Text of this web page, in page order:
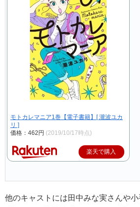
モトカレマニア1巻【電子書籍】[ 瀧波ユカ
リ ]
価格：462円 (2019/10/17時点)
楽天で購入
他のキャストには田中みな実さんや